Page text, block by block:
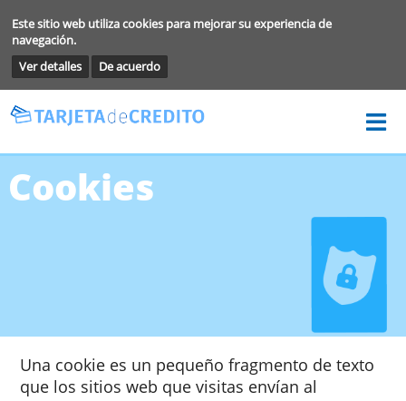
Este sitio web utiliza cookies para mejorar su experiencia de
navegación.
Ver detalles De acuerdo
Cookies